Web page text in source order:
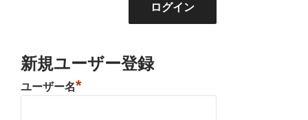
新規ユーザー登録
ユーザー名*